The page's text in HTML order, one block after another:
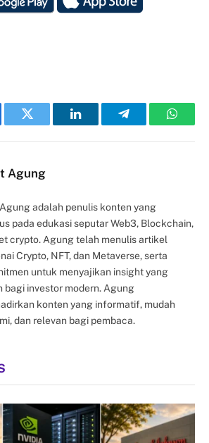
Twitter LinkedInTelegram
Agung
adalah penulis konten yang
pada edukasi seputar Web3, Blockchain,
crypto. Agung telah menulis artikel
Crypto, NFT, dan Metaverse, serta
untuk menyajikan insight yang
bagi investor modern. Agung
konten yang informatif, mudah
dan relevan bagi pembaca.